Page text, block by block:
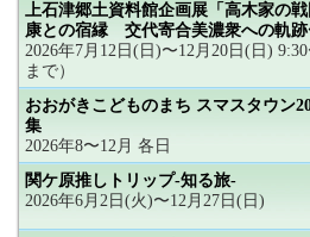
上石津郷土資料館企画展「高木家の
康との宿縁 交代寄合美濃衆への軌跡
2026年7月12日(日)〜12月20日(日)
まで）
おおがきこどものまち スマスタウン
集
2026年8〜12月 各日
関ケ原推しトリップ-知る旅-
2026年6月2日(火)〜12月27日(日)